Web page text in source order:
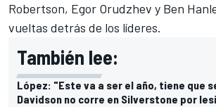
Robertson, Egor Orudzhev y Ben
vueltas detrás de los líderes.
También lee:
López: "Este va a ser el año, tiene que
Davidson no corre en Silverstone por